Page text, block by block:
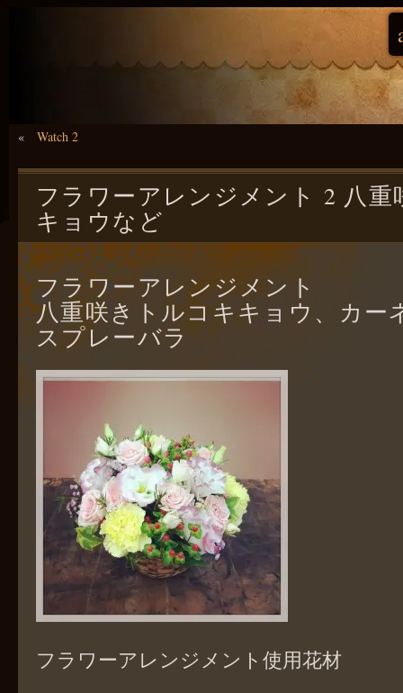
« Watch 2
フラワーアレンジメント 2 八
キョウなど
フラワーアレンジメント
八重咲きトルコキキョウ、カー
スプレーバラ
フラワーアレンジメント使用花材